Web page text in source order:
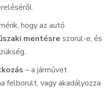
hogy az autó
mentésre szorul-e, és
– a járművet
felborult, vagy akadályozza